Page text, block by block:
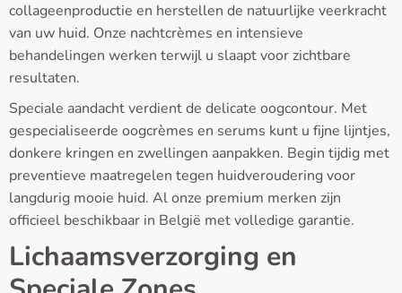
collageenproductie en herstellen de natuurlijke veerkracht
van uw huid. Onze nachtcrèmes en intensieve
behandelingen werken terwijl u slaapt voor zichtbare
resultaten.
Speciale aandacht verdient de delicate oogcontour. Met
gespecialiseerde oogcrèmes en serums kunt u fijne lijntjes,
donkere kringen en zwellingen aanpakken. Begin tijdig met
preventieve maatregelen tegen huidveroudering voor
langdurig mooie huid. Al onze premium merken zijn
officieel beschikbaar in België met volledige garantie.
Lichaamsverzorging en